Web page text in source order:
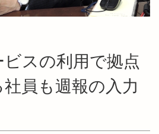
スの利用で拠点
員も週報の入力